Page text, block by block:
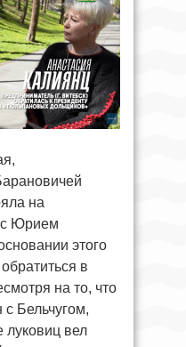
на
с Юрием
этого
в
на то, что
Бельчугом,
луковиц вел